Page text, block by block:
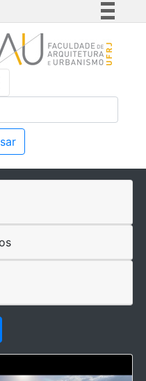
Simplifique!
Comunica BR
Acesso à informação